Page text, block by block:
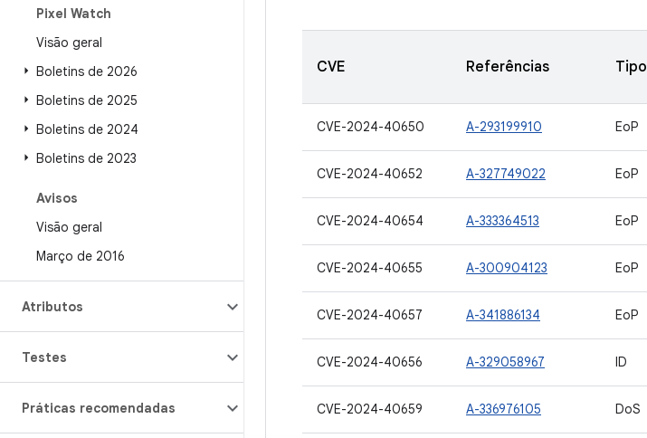
Pixel Watch
Visão geral
Boletins de 2026
Boletins de 2025
Boletins de 2024
Boletins de 2023
Avisos
Visão geral
Março de 2016
Atributos
Testes
Práticas recomendadas
CVE Referências Tipo
CVE-2024-40650 A-293199910 EoP
CVE-2024-40652 A-327749022 EoP
CVE-2024-40654 A-333364513 EoP
CVE-2024-40655 A-300904123 EoP
CVE-2024-40657 A-341886134 EoP
CVE-2024-40656 A-329058967 ID
CVE-2024-40659 A-336976105 DoS